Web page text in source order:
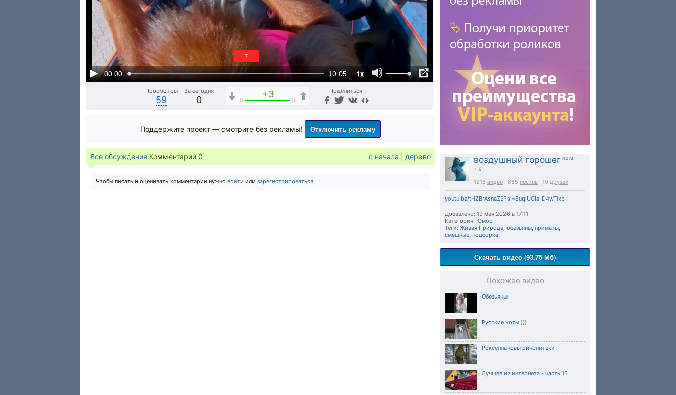
00:00 10:05 1x
6
Просмотры
59
За сегодня
0
+3
0 3
Поделиться
воздушный горошег 6424
+19
1218 видео 865 постов 10 друзей
youtu.be/tHZBrAsnaZE?si=8uqlUGIa_D4wTlxb
Добавлено: 19 мая 2026 в 17:11
Категория: Юмор
Теги: Живая Природа, обезьяны, приматы,
смешные, подборка
Скачать видео (93.75 Мб)
Похожее видео
Обезьяны
Русские коты )))
Рокселлановы ринопитеки
Лучшее из интернета - часть 15
Поддержите проект — смотрите без рекламы! Отключить рекламу
Все обсуждения.Комментарии 0 с начала дерево
Чтобы писать и оценивать комментарии нужно войти или зарегистрироваться